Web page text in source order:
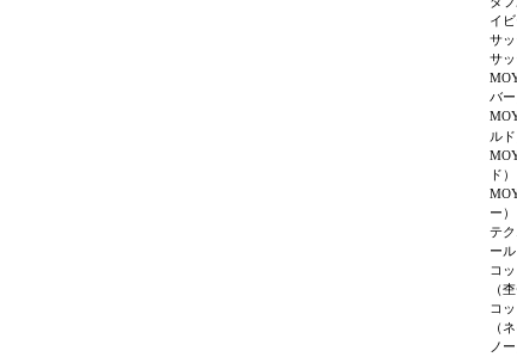
イビ
サ
サ
バー
ルド
ド）
ー）
テ
ー
コ
（
コ
（
ノ